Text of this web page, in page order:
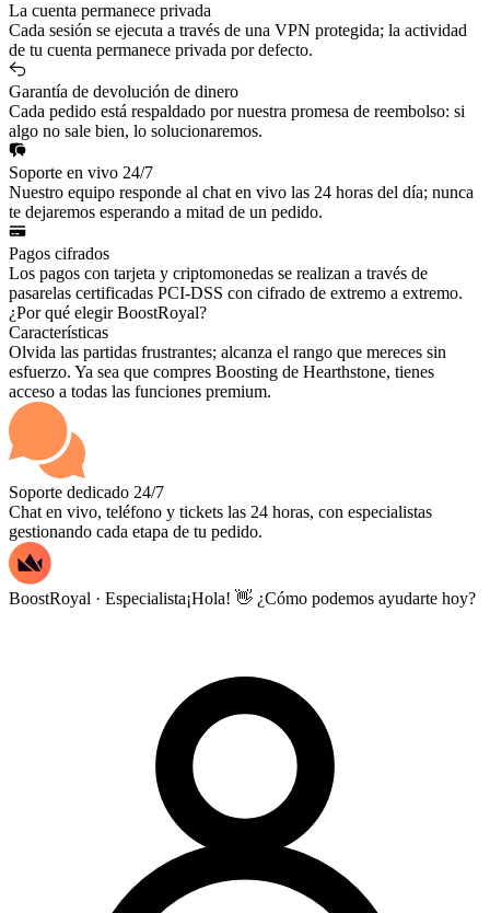
La cuenta permanece privada
Cada sesión se ejecuta a través de una VPN protegida; la actividad
de tu cuenta permanece privada por defecto.
Garantía de devolución de dinero
Cada pedido está respaldado por nuestra promesa de reembolso: si
algo no sale bien, lo solucionaremos.
Soporte en vivo 24/7
Nuestro equipo responde al chat en vivo las 24 horas del día; nunca
te dejaremos esperando a mitad de un pedido.
Pagos cifrados
Los pagos con tarjeta y criptomonedas se realizan a través de
pasarelas certificadas PCI-DSS con cifrado de extremo a extremo.
¿Por qué elegir BoostRoyal?
Características
Olvida las partidas frustrantes; alcanza el rango que mereces sin
esfuerzo. Ya sea que compres Boosting de Hearthstone, tienes
acceso a todas las funciones premium.
Soporte dedicado 24/7
Chat en vivo, teléfono y tickets las 24 horas, con especialistas
gestionando cada etapa de tu pedido.
BoostRoyal · Especialista¡Hola! 👋 ¿Cómo podemos ayudarte hoy?